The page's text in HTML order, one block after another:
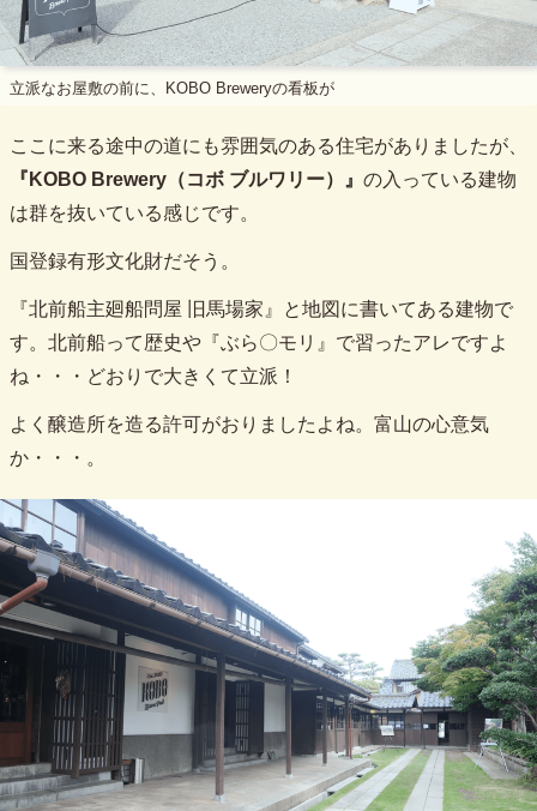
立派なお屋敷の前に、KOBO Breweryの看板が
ここに来る途中の道にも雰囲気のある住宅がありましたが、
『KOBO Brewery（コボ ブルワリー）』 の入っている建物
は群を抜いている感じです。
国登録有形文化財だそう。
『北前船主廻船問屋 旧馬場家』と地図に書いてある建物で
す。北前船って歴史や『ぶら〇モリ』で習ったアレですよ
ね・・・どおりで大きくて立派！
よく醸造所を造る許可がおりましたよね。富山の心意気
か・・・。